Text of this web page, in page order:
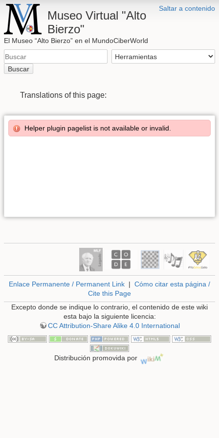
Saltar a contenido
Museo Virtual "Alto
Bierzo"
El Museo “Alto Bierzo” en el MundoCiberWorld
Buscar
Translations of this page:
Helper plugin pagelist is not available or invalid.
Enlace Permanente / Permanent Link | Cómo citar esta página /
Cite this Page
Excepto donde se indique lo contrario, el contenido de este wiki
esta bajo la siguiente licencia:
CC Attribution-Share Alike 4.0 International
Distribución promovida por